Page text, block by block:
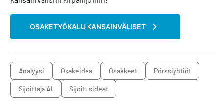
OSAKETYÖKALU KANSAINVÄLISET
analyysi osakeidea osakkeet pörssiyhtiöt
Sijoittaja AI sijoitusideat